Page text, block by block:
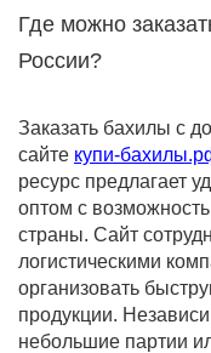
Где можно
России?
Заказать бахилы с
сайте купи-
ресурс предлагает
оптом с
страны. Сайт
логистическими
организовать
продукции.
небольшие партии